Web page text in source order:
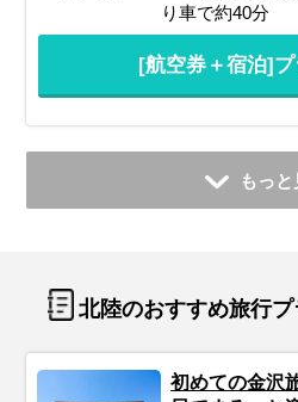
り車で約40分
[航空券＋宿泊]
もっと
北陸のおすすめ旅行
初めての金沢